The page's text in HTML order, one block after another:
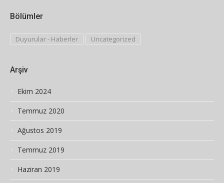
Bölümler
Duyurular - Haberler Uncategorized
Arşiv
Ekim 2024
Temmuz 2020
Ağustos 2019
Temmuz 2019
Haziran 2019